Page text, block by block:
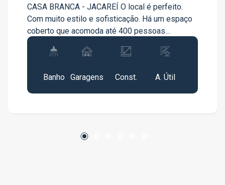
CASA BRANCA - JACAREÍ O local é perfeito.
Com muito estilo e sofisticação. Há um espaço
coberto que acomoda até 400 pessoas
confortavelmente sentadas. Área externa possui
mais de 13.000 metros quadrados de natureza e
um marcante diferencial. A arquitetura
neoclássica do local somada aos jardins
camarim e espaço para descanso. AGENDE SUA
Banho Garagens
Const.
A. Útil